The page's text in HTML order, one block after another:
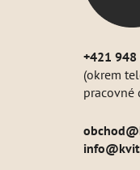
+421
(okrem
pracovné
obchod@